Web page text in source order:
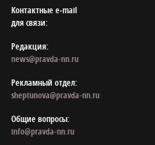
Контактные e‑mail
для связи:
Редакция:
news@pravda-nn.ru
Рекламный отдел:
sheptunova@pravda-nn.ru
Общие вопросы:
info@pravda-nn.ru